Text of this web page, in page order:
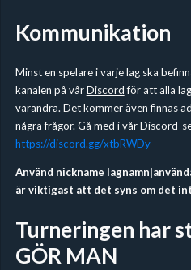
Kommunikation
Minst en spelare i varje lag ska
kanalen på vårDiscordför att alla
varandra. Det kommer även finnas
några frågor. Gå med i vår Discord-
https://discord.gg/xtbRWDy
Använd nickname
är viktigast att det syns om det
Turneringen har
GÖR MAN